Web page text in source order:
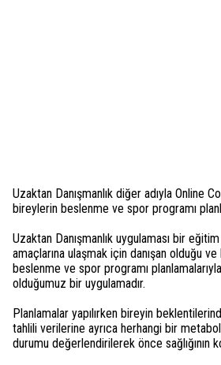
Uzaktan Danışmanlık diğer adıyla Online
bireylerin beslenme ve spor programı
Uzaktan Danışmanlık uygulaması bir
amaçlarına ulaşmak için danışan olduğu
beslenme ve spor programı
olduğumuz bir uygulamadır.
Planlamalar yapılırken bireyin
tahlili verilerine ayrıca herhangi bir
durumu değerlendirilerek önce sağlığının